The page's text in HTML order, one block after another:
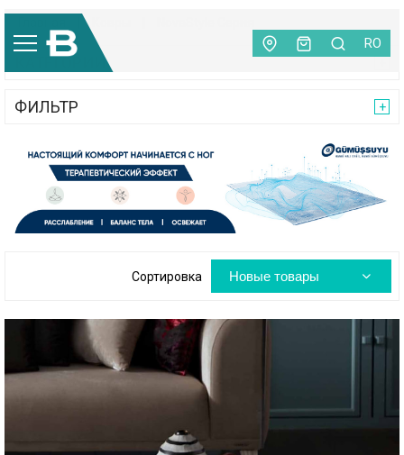
RO
КАТЕГОРИИ
ФИЛЬТР
Сортировка Новые товары